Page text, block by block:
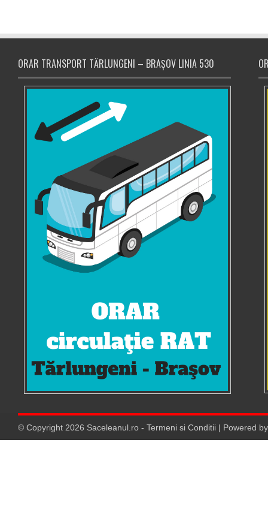
ORAR TRANSPORT TĂRLUNGENI – BRAȘOV LINIA 530
© Copyright 2026 Saceleanul.ro - Termeni si Conditii | Powered